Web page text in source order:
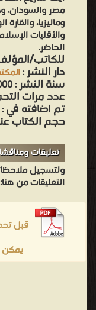
مصر والسودان،
وماليزيا،
والأقليات
الحاضر.
للكاتب/
دار النشر:
سنة النشر: 2000م / 1421هـ .
عدد مرات
تم اضافته في:
حجم الكتاب
تعليقات
ولتسجيل
التعليقات من هنا:
قبل
يمكن